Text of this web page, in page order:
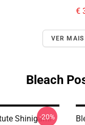
€
VER MAIS
Bleach
Shinigami
-20%